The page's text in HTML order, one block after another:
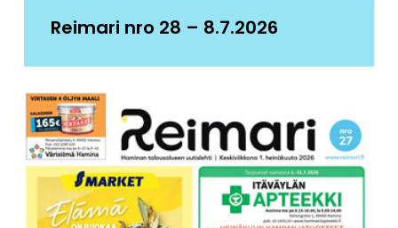
Reimari nro 28 – 8.7.2026